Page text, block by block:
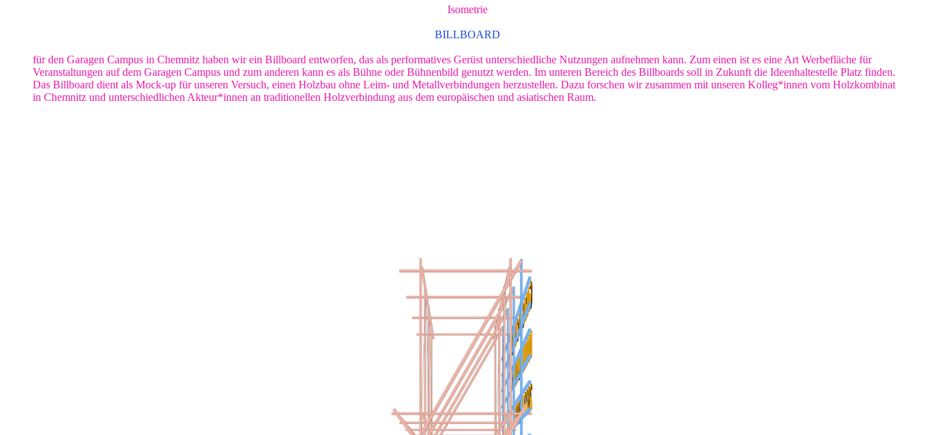
Isometrie
BILLBOARD
für den Garagen Campus in Chemnitz haben wir ein Billboard entworfen, das als performatives Gerüst unterschiedliche Nutzungen aufnehmen kann. Zum einen ist es eine Art Werbefläche für
Veranstaltungen auf dem Garagen Campus und zum anderen kann es als Bühne oder Bühnenbild genutzt werden. Im unteren Bereich des Billboards soll in Zukunft die Ideenhaltestelle Platz finden.
Das Billboard dient als Mock-up für unseren Versuch, einen Holzbau ohne Leim- und Metallverbindungen herzustellen. Dazu forschen wir zusammen mit unseren Kolleg*innen vom Holzkombinat
in Chemnitz und unterschiedlichen Akteur*innen an traditionellen Holzverbindung aus dem europäischen und asiatischen Raum.